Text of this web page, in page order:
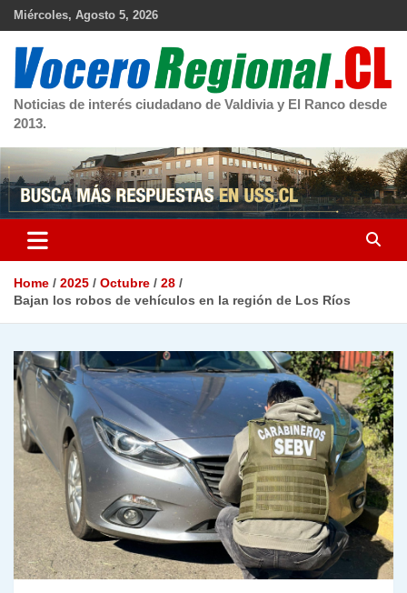
Skip
Miércoles, Agosto 5, 2026
Noticias de interés ciudadano de Valdivia y El Ranco desde
2013.
Home 2025 Octubre
28
Bajan los robos de vehículos en la región de Los Ríos